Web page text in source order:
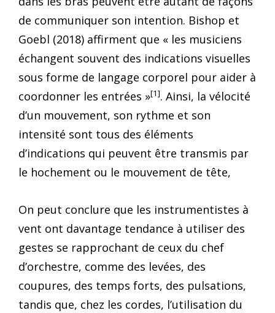
de communiquer son intention. Bishop et
Goebl (2018) affirment que « les musiciens
échangent souvent des indications visuelles
sous forme de langage corporel pour aider à
coordonner les entrées »[1]. Ainsi, la vélocité
d’un mouvement, son rythme et son
intensité sont tous des éléments
d’indications qui peuvent être transmis par
le hochement ou le mouvement de tête,
On peut conclure que les instrumentistes à
vent ont davantage tendance à utiliser des
gestes se rapprochant de ceux du chef
d’orchestre, comme des levées, des
coupures, des temps forts, des pulsations,
tandis que, chez les cordes, l’utilisation du